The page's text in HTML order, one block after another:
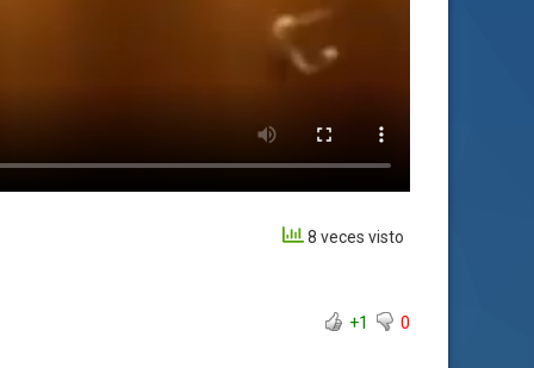
8 veces visto
+1 0